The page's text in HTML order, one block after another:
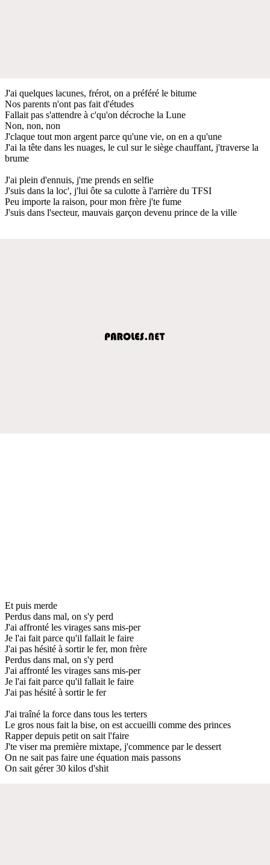
J'ai quelques lacunes, frérot, on a préféré le bitume
Nos parents n'ont pas fait d'études
Fallait pas s'attendre à c'qu'on décroche la Lune
Non, non, non
J'claque tout mon argent parce qu'une vie, on en a qu'une
J'ai la tête dans les nuages, le cul sur le siège chauffant, j'traverse la
brume
J'ai plein d'ennuis, j'me prends en selfie
J'suis dans la loc', j'lui ôte sa culotte à l'arrière du TFSI
Peu importe la raison, pour mon frère j'te fume
J'suis dans l'secteur, mauvais garçon devenu prince de la ville
Et puis merde
Perdus dans mal, on s'y perd
J'ai affronté les virages sans mis-per
Je l'ai fait parce qu'il fallait le faire
J'ai pas hésité à sortir le fer, mon frère
Perdus dans mal, on s'y perd
J'ai affronté les virages sans mis-per
Je l'ai fait parce qu'il fallait le faire
J'ai pas hésité à sortir le fer
J'ai traîné la force dans tous les terters
Le gros nous fait la bise, on est accueilli comme des princes
Rapper depuis petit on sait l'faire
J'te viser ma première mixtape, j'commence par le dessert
On ne sait pas faire une équation mais passons
On sait gérer 30 kilos d'shit